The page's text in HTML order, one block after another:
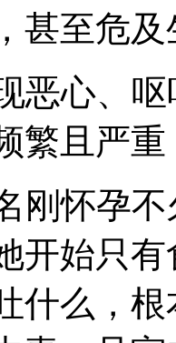
甚至危及
恶心、呕
繁且严
刚怀孕不
开始只
什么，